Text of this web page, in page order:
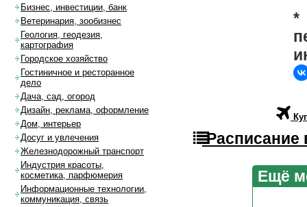
*
Расписание
Ещё
Бизнес, инвестиции, банк
Ветеринария, зообизнес
Геология, геодезия,
картография
Городское хозяйство
Гостиничное и ресторанное
дело
Дача, сад, огород
Дизайн, реклама, оформление
Дом, интерьер
Досуг и увлечения
Железнодорожный транспорт
Индустрия красоты,
косметика, парфюмерия
Информационные технологии,
коммуникация, связь